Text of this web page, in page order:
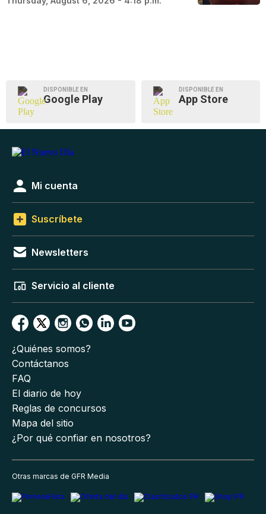
DISPONIBLE EN
Google Play
DISPONIBLE EN
App Store
Mi cuenta
Suscríbete
Newsletters
Servicio al cliente
¿Quiénes somos?
Contáctanos
FAQ
El diario de hoy
Reglas de concursos
Mapa del sitio
¿Por qué confiar en nosotros?
Otras marcas de GFR Media